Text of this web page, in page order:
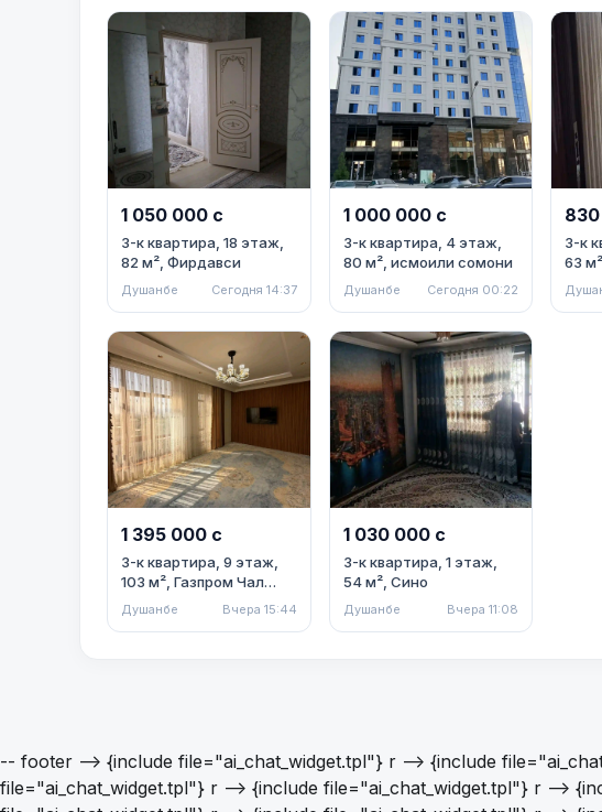
1 050 000 с
3-к квартира, 18 этаж,
82 м², Фирдавси
Душанбе Сегодня 14:37
1 000 000 с
3-к квартира, 4 этаж,
80 м², исмоили сомони
Душанбе Сегодня 00:22
3-к
63
1 395 000 с
3-к квартира, 9 этаж,
103 м², Газпром Чал
Чам
Душанбе Вчера 15:44
1 030 000 с
3-к квартира, 1 этаж,
54 м², Сино
Душанбе Вчера 11:08
-- footer --> {include file="ai_chat_widget.tpl"} r --> {include
file="ai_chat_widget.tpl"} r --> {include file="ai_chat_widget.tpl"} r -->